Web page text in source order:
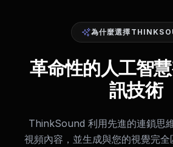
為什麼選擇
革命性的人工智
訊技術
ThinkSound 利用先進的連鎖思
視頻內容，並生成與您的視覺完